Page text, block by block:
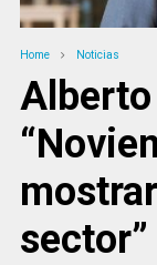
Home Noticias
sector”